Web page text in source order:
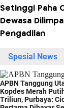
Setinggi Paha
Dewasa
Pengadilan